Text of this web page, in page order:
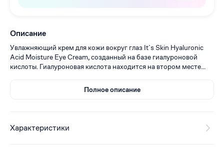
Описание
Увлажняющий крем для кожи вокруг глаз It`s Skin Hyaluronic
Acid Moisture Eye Cream,созданный на базе гиалуроновой
кислоты. Гиалуроновая кислота находится на втором месте...
Полное описание
Характеристики